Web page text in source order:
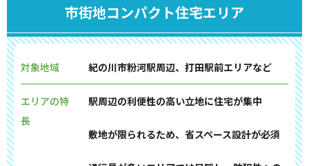
市街地コンパクト住宅エリア
対象地域 紀の川市粉河駅周辺、打田駅前エリアなど
エリアの特
長
駅周辺の利便性の高い立地に住宅が集中
敷地が限られるため、省スペース設計が必須